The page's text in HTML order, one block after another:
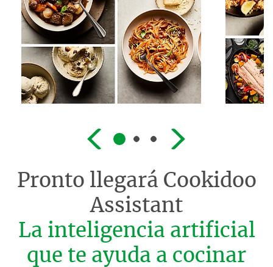
Pronto llegará Cookidoo
Assistant
La inteligencia artificial
que te ayuda a cocinar